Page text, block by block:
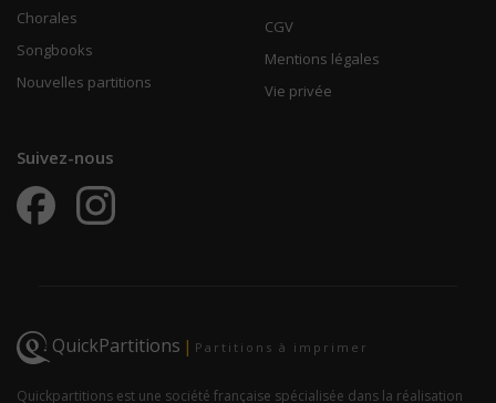
Chorales
Songbooks
Nouvelles partitions
CGV
Mentions légales
Vie privée
Suivez-nous
QuickPartitions | Partitions à imprimer
Quickpartitions est une société française spécialisée dans la réalisation